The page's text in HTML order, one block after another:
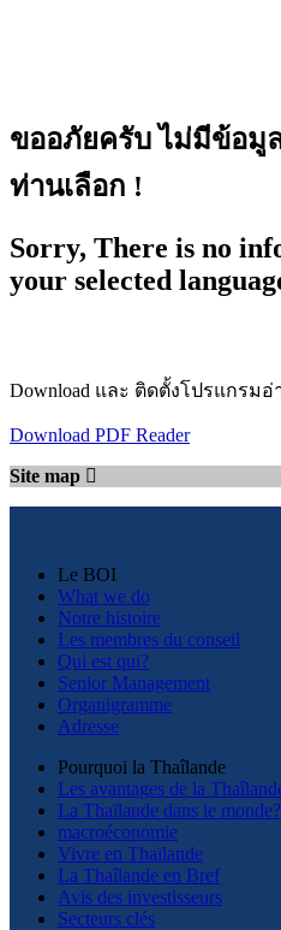
ขออภัยครับ ไม่มีข้อมู
ท่านเลือก !
Sorry, There is no
your selected
Download และ ติดตั้งโปรแกรมอ่
Download PDF Reader
Site map
Le BOI
What we do
Notre histoire
Les membres du conseil
Qui est qui?
Senior Management
Organigramme
Adresse
Pourquoi la Thaîlande
Les avantages de la
La Thaïlande dans le monde?
macroéconomie
Vivre en Thaïlande
La Thaîlande en Bref
Avis des investisseurs
Secteurs clés